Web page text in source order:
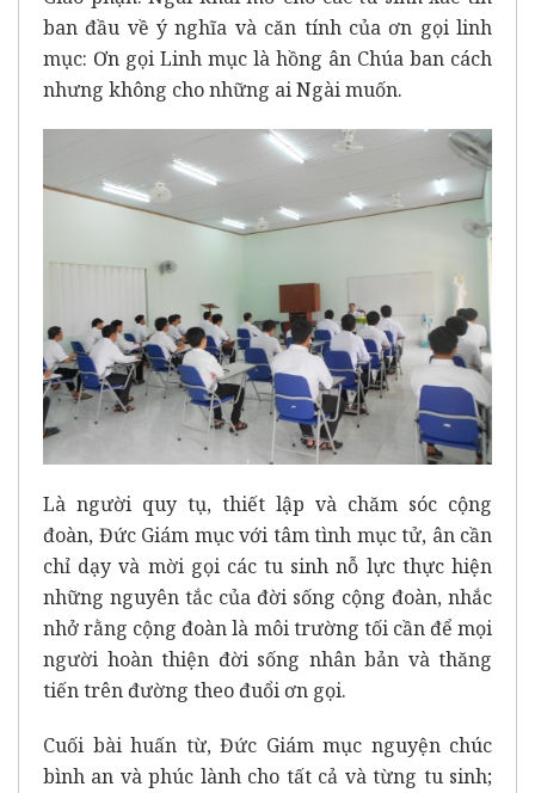
ban đầu về ý nghĩa và căn tính của ơn gọi linh
mục: Ơn gọi Linh mục là hồng ân Chúa ban cách
nhưng không cho những ai Ngài muốn.
Là người quy tụ, thiết lập và chăm sóc cộng
đoàn, Đức Giám mục với tâm tình mục tử, ân cần
chỉ dạy và mời gọi các tu sinh nỗ lực thực hiện
những nguyên tắc của đời sống cộng đoàn, nhắc
nhở rằng cộng đoàn là môi trường tối cần để mọi
người hoàn thiện đời sống nhân bản và thăng
tiến trên đường theo đuổi ơn gọi.
Cuối bài huấn từ, Đức Giám mục nguyện chúc
bình an và phúc lành cho tất cả và từng tu sinh;